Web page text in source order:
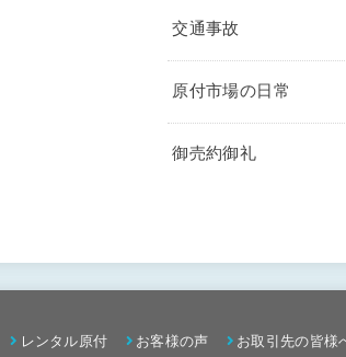
交通事故
原付市場の日常
御売約御礼
レンタル原付 お客様の声 お取引先の皆様